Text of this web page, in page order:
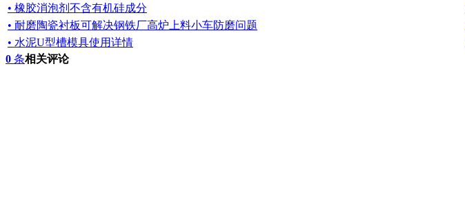
• 橡胶消泡剂不含有机硅成分
• 耐磨陶瓷衬板可解决钢铁厂高炉上料小车防磨问题
• 水泥U型槽模具使用详情
0 条相关评论